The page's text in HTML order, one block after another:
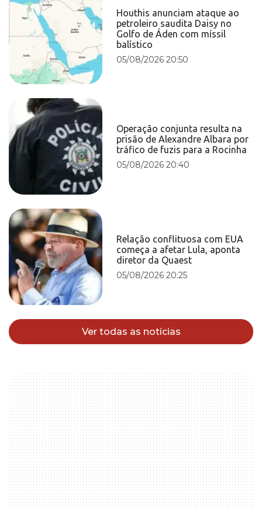
Houthis anunciam ataque ao
petroleiro saudita Daisy no
Golfo de Áden com míssil
balístico
05/08/2026 20:50
Operação conjunta resulta na
prisão de Alexandre Albara por
tráfico de fuzis para a Rocinha
05/08/2026 20:40
Relação conflituosa com EUA
começa a afetar Lula, aponta
diretor da Quaest
05/08/2026 20:25
Ver todas as notícias